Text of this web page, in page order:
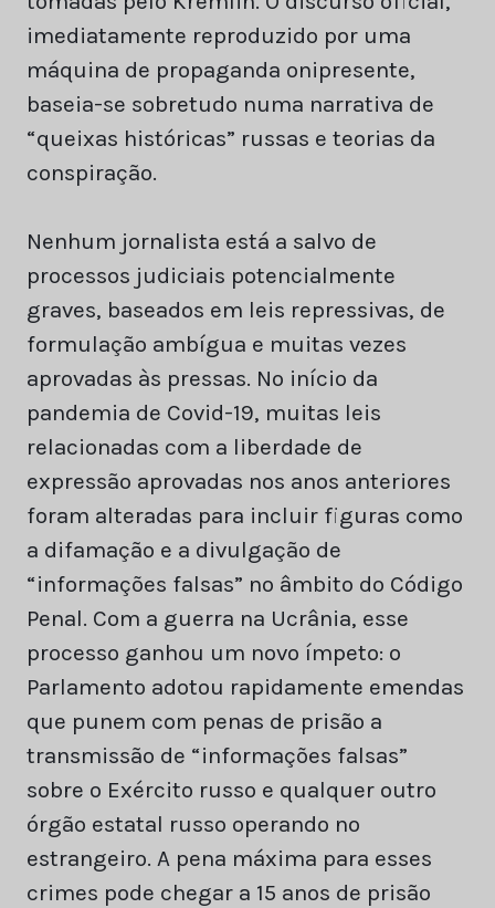
imediatamente reproduzido por uma
máquina de propaganda onipresente,
baseia-se sobretudo numa narrativa de
“queixas históricas” russas e teorias da
conspiração.
Nenhum jornalista está a salvo de
processos judiciais potencialmente
graves, baseados em leis repressivas, de
formulação ambígua e muitas vezes
aprovadas às pressas. No início da
pandemia de Covid-19, muitas leis
relacionadas com a liberdade de
expressão aprovadas nos anos anteriores
foram alteradas para incluir figuras como
a difamação e a divulgação de
“informações falsas” no âmbito do Código
Penal. Com a guerra na Ucrânia, esse
processo ganhou um novo ímpeto: o
Parlamento adotou rapidamente emendas
que punem com penas de prisão a
transmissão de “informações falsas”
sobre o Exército russo e qualquer outro
órgão estatal russo operando no
estrangeiro. A pena máxima para esses
crimes pode chegar a 15 anos de prisão